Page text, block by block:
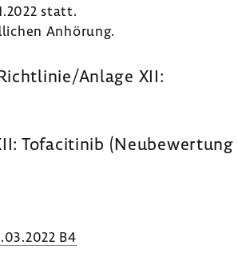
statt.
Anhö­rung.
Anlage XII:
Tofa­ci­tinib
B4